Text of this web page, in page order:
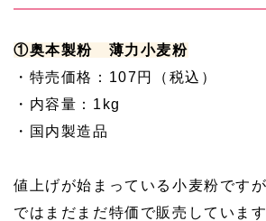
①奥本製粉 薄力小麦粉
・特売価格：107円（税込）
・内容量：1kg
・国内製造品
値上げが始まっている小麦粉です
ではまだまだ特価で販売していま